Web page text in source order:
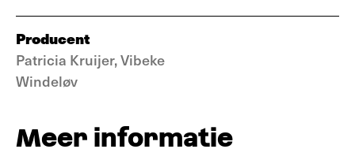
Producent
Patricia Kruijer, Vibeke
Windeløv
Meer informatie